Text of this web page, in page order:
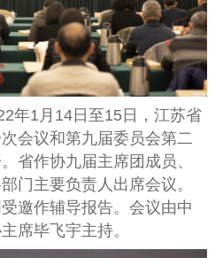
1月14日至15日，江苏省
会议和第九届委员会第二
省作协九届主席团成员、
门主要负责人出席会议。
邀作辅导报告。会议由中
席毕飞宇主持。